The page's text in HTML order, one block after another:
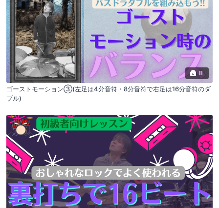
8
ゴーストモーション③(左足は4分音符・8分音符で右足は16分音符のダ
ブル)